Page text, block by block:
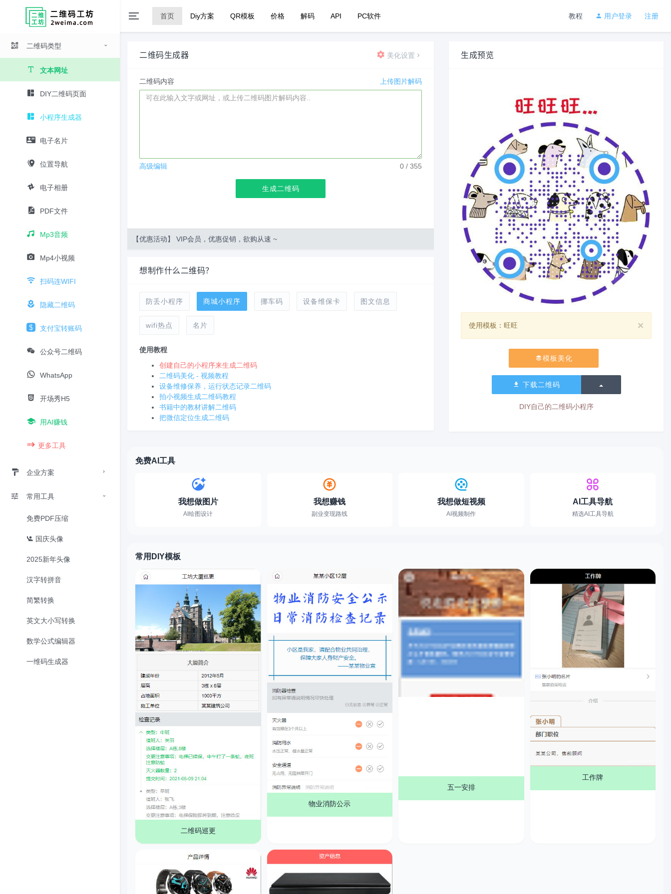
二维码类型
文本网址
DIY二维码页面
小程序生成器
电子名片
位置导航
电子相册
PDF文件
Mp3音频
Mp4小视频
扫码连WIFI
隐藏二维码
支付宝转账码
公众号二维码
WhatsApp
开场秀H5
用AI赚钱
更多工具
企业方案
常用工具
免费PDF压缩
国庆头像
2025新年头像
汉字转拼音
简繁转换
英文大小写转换
数学公式编辑器
一维码生成器
首页 Diy方案 QR模板 价格 解码 API PC软件 注册
用户登录
教程
二维码生成器 美化设置
上传图片解码
二维码内容
0 / 355
高级编辑
生成二维码
【优惠活动】 VIP会员，优惠促销，欲购从速 ~
想制作什么二维码？
防丢小程序 商城小程序 挪车码 设备维保卡 图文信息
wifi热点 名片
使用教程
创建自己的小程序来生成二维码
二维码美化 - 视频教程
设备维修保养，运行状态记录二维码
拍小视频生成二维码教程
书籍中的教材讲解二维码
把微信定位生成二维码
生成预览
×
使用模板：旺旺
模板美化
下载二维码 切换下拉列表
DIY自己的二维码小程序
免费AI工具
我想做图片
AI绘图设计
我想赚钱
副业变现路线
我想做短视频
AI视频制作
AI工具导航
精选AI工具导航
常用DIY模板
二维码巡更
物业消防公示
五一安排
工作牌